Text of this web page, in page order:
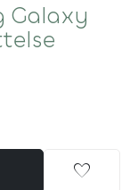
Galaxy
favorite